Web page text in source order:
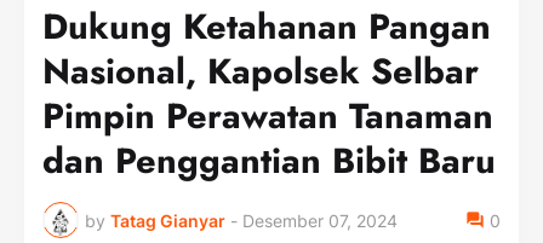
Dukung Ketahanan Pangan
Nasional, Kapolsek Selbar
Pimpin Perawatan Tanaman
dan Penggantian Bibit Baru
by Tatag Gianyar - Desember 07, 2024 0